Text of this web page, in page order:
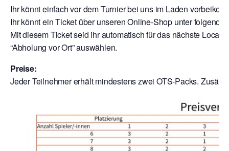
Ihr könnt einfach vor dem Turnier bei uns im Laden
Ihr könnt ein Ticket über unseren Online-Shop unter
Mit diesem Ticket seid ihr automatisch für das nächste Local
“Abholung vor Ort” auswählen.
Preise:
Jeder Teilnehmer erhält mindestens zwei OTS-Packs.